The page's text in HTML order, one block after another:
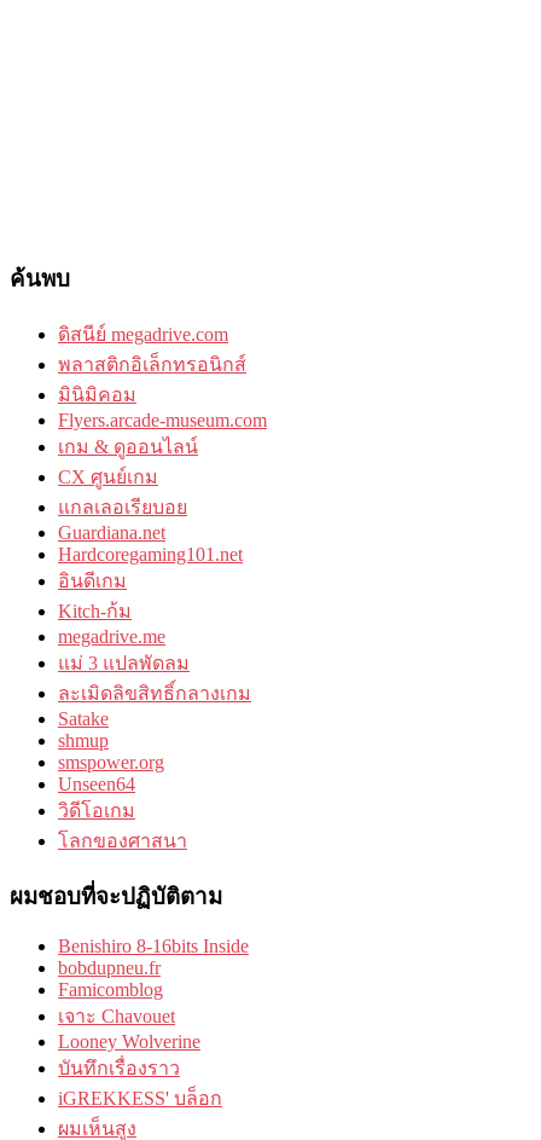
ค้นพบ
ดิสนีย์ megadrive.com
พลาสติกอิเล็กทรอนิกส์
มินิมิคอม
Flyers.arcade-museum.com
เกม & ดูออนไลน์
CX ศูนย์เกม
แกลเลอเรียบอย
Guardiana.net
Hardcoregaming101.net
อินดีเกม
Kitch-ก้ม
megadrive.me
แม่ 3 แปลพัดลม
ละเมิดลิขสิทธิ์กลางเกม
Satake
shmup
smspower.org
Unseen64
วิดีโอเกม
โลกของศาสนา
ผมชอบที่จะปฏิบัติตาม
Benishiro 8-16bits Inside
bobdupneu.fr
Famicomblog
เจาะ Chavouet
Looney Wolverine
บันทึกเรื่องราว
iGREKKESS' บล็อก
ผมเห็นสูง